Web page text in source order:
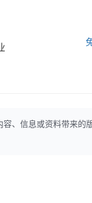
、信息或资料带来的